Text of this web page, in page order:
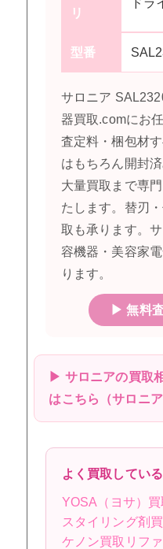
リ
型番
サロニア
器買取.comにお
査定料・梱包材
はもちろん開封
大量買取まで専
たします。替刃
取も承ります。
容機器・美容家
ります。
▶ 無料
▶ サロニアの買取
はこちら（サロニア
よく買取してい
YOSA（ヨサ）買
スタイリング剤
ケノン買取 リフ